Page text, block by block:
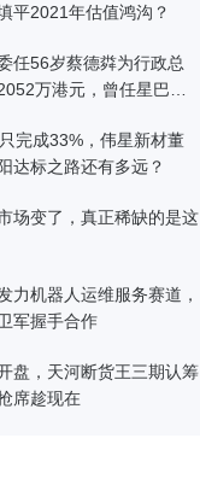
平2021年估值鸿沟？
任56岁蔡德粦为行政总
万港元，曾任星巴克
完成33%，伟星新材董
达标之路还有多远？
场变了，真正稀缺的是这
力机器人运维服务赛道，
军握手合作
盘，天河断货王三期认筹
席趁现在